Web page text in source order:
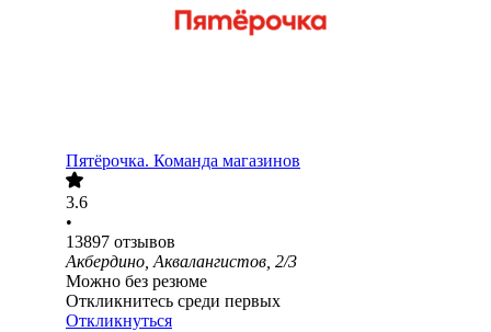
Пятёрочка. Команда магазинов
3.6
•
13897 отзывов
Акбердино, Аквалангистов, 2/3
Можно без резюме
Откликнитесь среди первых
Откликнуться